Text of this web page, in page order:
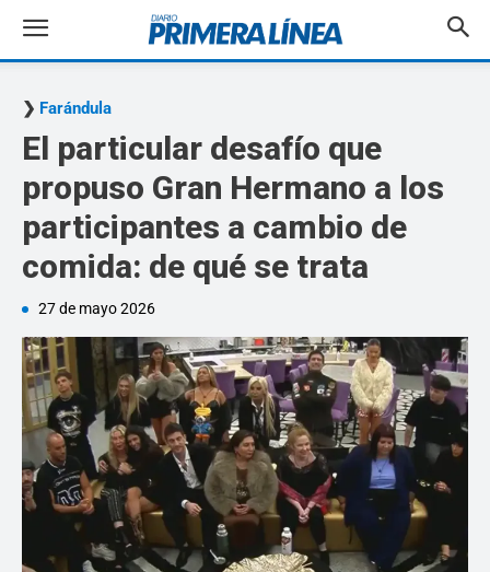
Farándula
El particular desafío que
propuso Gran Hermano a los
participantes a cambio de
comida: de qué se trata
27 de mayo 2026